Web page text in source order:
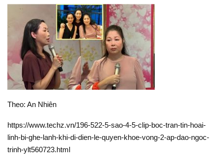
Theo: An Nhiên
https://www.techz.vn/196-522-5-sao-4-5-clip-boc-tran-tin-hoai-
linh-bi-ghe-lanh-khi-di-dien-le-quyen-khoe-vong-2-ap-dao-ngoc-
trinh-ylt560723.html